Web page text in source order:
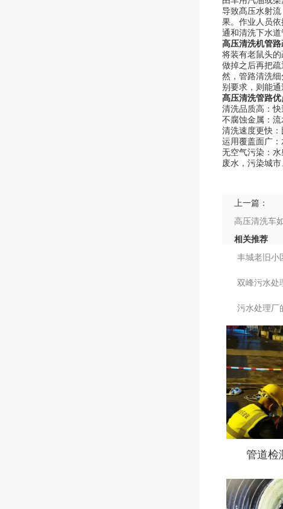
导致髙压水射
果。作业人员
通和清洗下水道
高压清洗机管
将装有老鼠头
做掉之后再把
然，管路清洗
别要求，则能通
髙压清洗管路优
清洗品质高：快
不腐蚀金属：
清洗速度更快：
运用覆盖面广
无空气污染：
废水，污染城
上一篇：
高压清洗车
相关推荐
丰城老旧小
双峰污水处
污水处理厂
管道检